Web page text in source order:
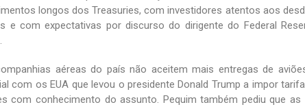
longos dos Treasuries, com investidores atentos aos
e com expectativas por discurso do dirigente do Federal
aéreas do país não aceitem mais entregas de
com os EUA que levou o presidente Donald Trump a impor
com conhecimento do assunto. Pequim também pediu que as